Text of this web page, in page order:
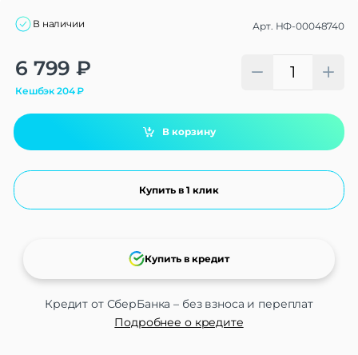
В наличии Арт. НФ-00048740
6 799 ₽
Кешбэк204₽
В корзину
Купить в 1 клик
Кредит от СберБанка – без взноса и переплат
Подробнее о кредите
Купить в кредит
Alternative: